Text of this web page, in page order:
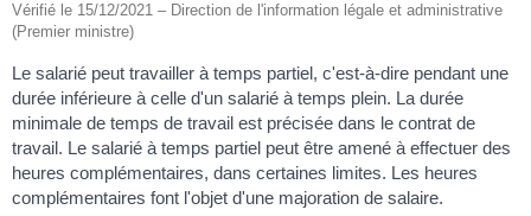
Vérifié le 15/12/2021 – Direction de l'information légale et administrative
(Premier ministre)
Le salarié peut travailler à temps partiel, c'est-à-dire pendant une
durée inférieure à celle d'un salarié à temps plein. La durée
minimale de temps de travail est précisée dans le contrat de
travail. Le salarié à temps partiel peut être amené à effectuer des
heures complémentaires, dans certaines limites. Les heures
complémentaires font l'objet d'une majoration de salaire.